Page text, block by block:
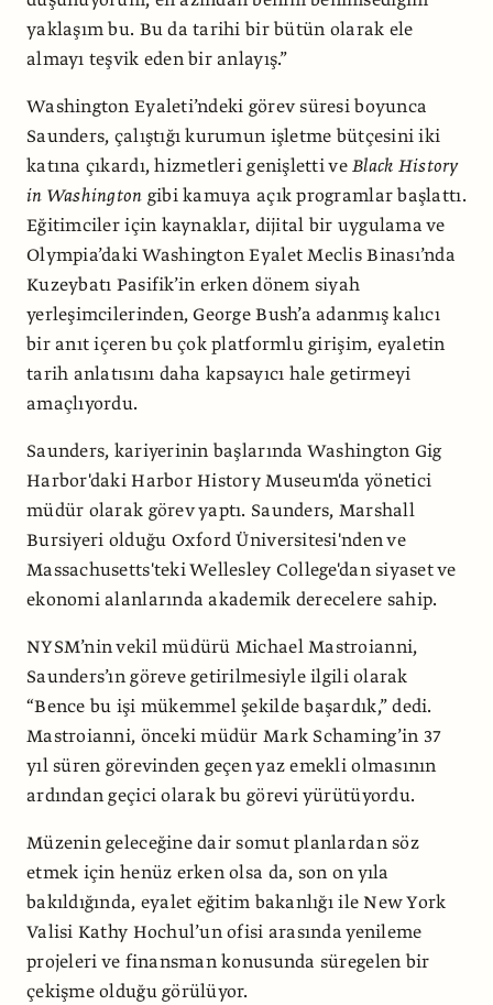
yaklaşım bu. Bu da tarihi bir bütün olarak ele
almayı teşvik eden bir anlayış.”
Washington Eyaleti’ndeki görev süresi boyunca
Saunders, çalıştığı kurumun işletme bütçesini iki
katına çıkardı, hizmetleri genişletti veBlack History
in Washington gibi kamuya açık programlar başlattı.
Eğitimciler için kaynaklar, dijital bir uygulama ve
Olympia’daki Washington Eyalet Meclis Binası’nda
Kuzeybatı Pasifik’in erken dönem siyah
yerleşimcilerinden, George Bush’a adanmış kalıcı
bir anıt içeren bu çok platformlu girişim, eyaletin
tarih anlatısını daha kapsayıcı hale getirmeyi
amaçlıyordu.
Saunders, kariyerinin başlarında Washington Gig
Harbor'daki Harbor History Museum'da yönetici
müdür olarak görev yaptı. Saunders, Marshall
Bursiyeri olduğu Oxford Üniversitesi'nden ve
Massachusetts'teki Wellesley College'dan siyaset ve
ekonomi alanlarında akademik derecelere sahip.
NYSM’nin vekil müdürü Michael Mastroianni,
Saunders’ın göreve getirilmesiyle ilgili olarak
“Bence bu işi mükemmel şekilde başardık,” dedi.
Mastroianni, önceki müdür Mark Schaming’in 37
yıl süren görevinden geçen yaz emekli olmasının
ardından geçici olarak bu görevi yürütüyordu.
Müzenin geleceğine dair somut planlardan söz
etmek için henüz erken olsa da, son on yıla
bakıldığında, eyalet eğitim bakanlığı ile New York
Valisi Kathy Hochul’un ofisi arasında yenileme
projeleri ve finansman konusunda süregelen bir
çekişme olduğu görülüyor.